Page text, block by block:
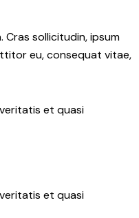
Cras sollicitudin, ipsum
eu, consequat vitae,
et quasi
et quasi